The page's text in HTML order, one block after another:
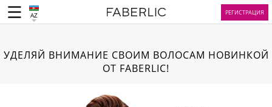
AZ РЕГИСТРАЦИЯ
УДЕЛЯЙ ВНИМАНИЕ СВОИМ ВОЛОСАМ НОВИНКОЙ
ОТ FABERLIC!